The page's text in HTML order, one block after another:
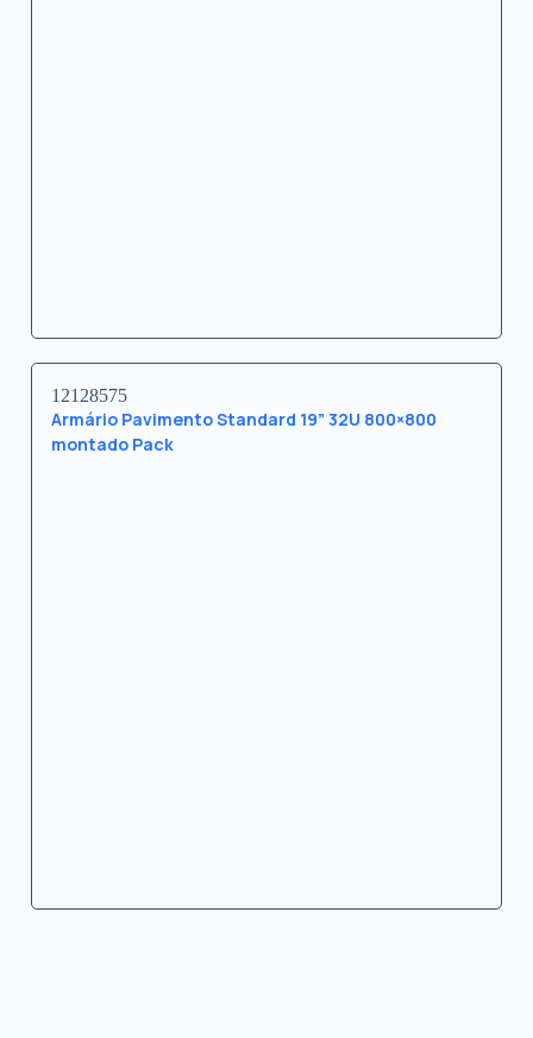
12128575
Armário Pavimento Standard 19” 32U 800×800
montado Pack